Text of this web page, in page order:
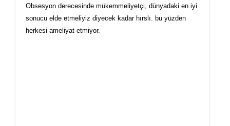
Obsesyon derecesinde mükemmeliyetçi, dünyadaki en iyi
sonucu elde etmeliyiz diyecek kadar hırslı. bu yüzden
herkesi ameliyat etmiyor.